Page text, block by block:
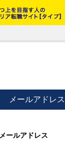
メールアドレ
メールアドレス